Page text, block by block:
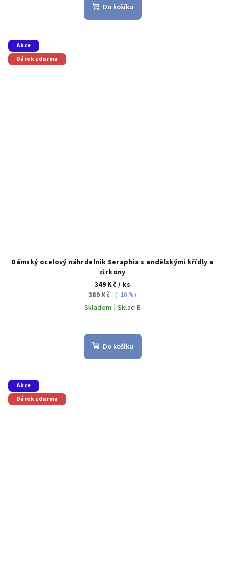
Do košíku
Akce
Dárek zdarma
Dámský ocelový náhrdelník Seraphia s andělskými křídly a
zirkony
349 Kč / ks
389 Kč (–10 %)
Skladem | Sklad B
Do košíku
Akce
Dárek zdarma